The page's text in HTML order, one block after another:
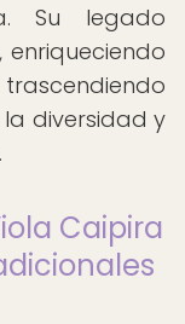
Su legado
diversidad y
Caipira